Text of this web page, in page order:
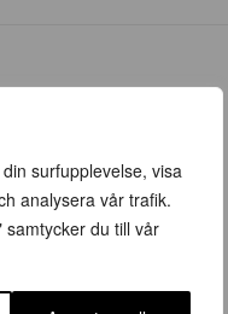
surfupplevelse, visa
analysera vår trafik.
samtycker du till vår